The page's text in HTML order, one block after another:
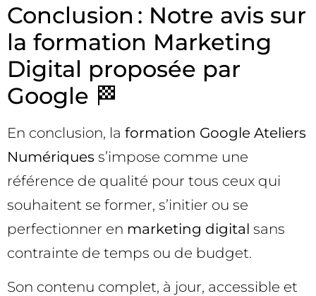
Conclusion : Notre avis sur
la formation Marketing
Digital proposée par
Google 🏁
En conclusion, la formation Google Ateliers
Numériques s’impose comme une
référence de qualité pour tous ceux qui
souhaitent se former, s’initier ou se
perfectionner en marketing digital sans
contrainte de temps ou de budget.
Son contenu complet, à jour, accessible et